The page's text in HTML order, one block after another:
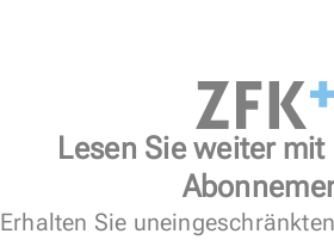
Lesen Sie weiter mit
Erhalten Sie